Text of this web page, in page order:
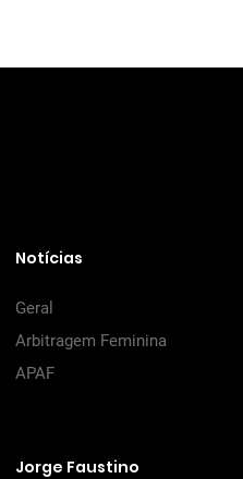
Notícias
Geral
Arbitragem Feminina
APAF
Jorge Faustino